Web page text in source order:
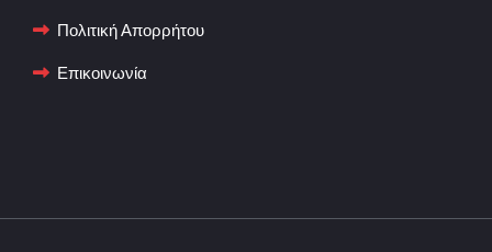
Πολιτική Απορρήτου
Επικοινωνία